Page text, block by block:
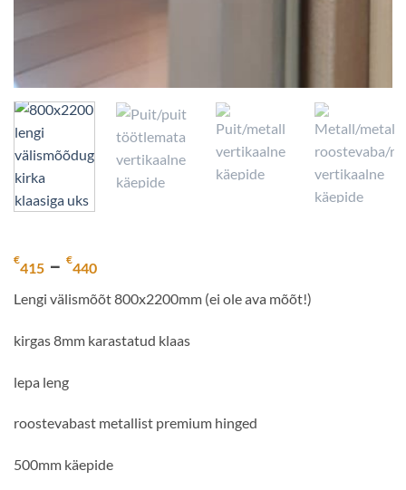
€415 – €440Hinnavahemik:
kuni
€440
Lengi välismõõt 800x2200mm (ei ole ava mõõt!)
kirgas 8mm karastatud klaas
lepa leng
roostevabast metallist premium hinged
500mm käepide